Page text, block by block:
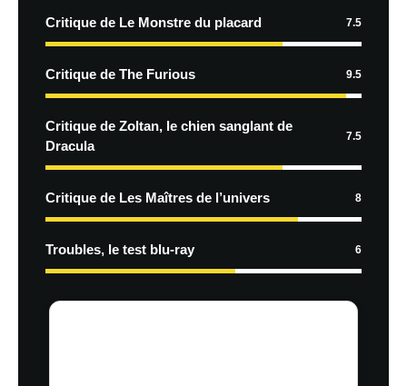
Critique de Le Monstre du placard 7.5
Critique de The Furious 9.5
Critique de Zoltan, le chien sanglant de
Dracula
7.5
Critique de Les Maîtres de l’univers 8
Troubles, le test blu-ray 6